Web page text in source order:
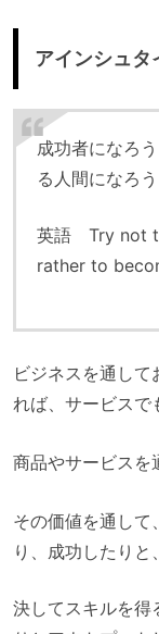
アインシュ
成功者になろ
る人間になろう
英語 Try not
rather to
ビジネスを通し
れば、サービスで
商品やサービスを
その価値を通して
り、成功したりと
決してスキルを得